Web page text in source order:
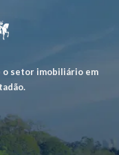
o setor imobiliário em